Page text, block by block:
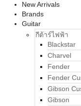
New Arrivals
Brands
Guitar
กีต้าร์ไฟฟ้า
Blackstar
Charvel
Fender
Fender
Gibson
Gibson